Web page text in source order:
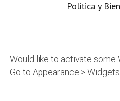
Politica y
Would like to activate some
Go to Appearance >